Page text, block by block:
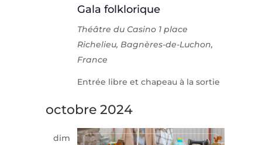
Gala folklorique
Théâtre du Casino 1 place
Richelieu, Bagnères-de-Luchon,
France
Entrée libre et chapeau à la sortie
octobre 2024
dim